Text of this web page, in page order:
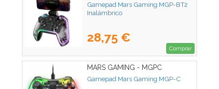
Gamepad Mars Gaming MGP-BT2
Inalámbrico
28,75 €
Comprar
MARS GAMING - MGPC
Gamepad Mars Gaming MGP-C